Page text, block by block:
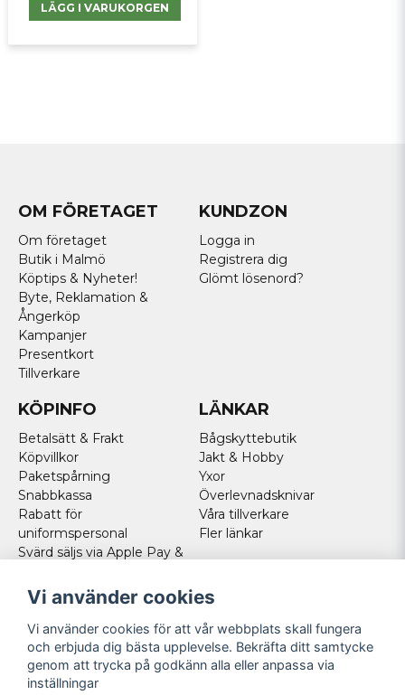
LÄGG I VARUKORGEN
OM FÖRETAGET
Om företaget
Butik i Malmö
Köptips & Nyheter!
Byte, Reklamation &
Ångerköp
Kampanjer
Presentkort
Tillverkare
KUNDZON
Logga in
Registrera dig
Glömt lösenord?
KÖPINFO
Betalsätt & Frakt
Köpvillkor
Paketspårning
Snabbkassa
Rabatt för
uniformspersonal
Svärd säljs via Apple Pay &
Norska kunder
Cookies
LÄNKAR
Bågskyttebutik
Jakt & Hobby
Yxor
Överlevnadsknivar
Våra tillverkare
Fler länkar
FÖLJ OSS
Facebook
Vi använder cookies
Vi använder cookies för att vår webbplats skall fungera
och erbjuda dig bästa upplevelse. Bekräfta ditt samtycke
genom att trycka på godkänn alla eller anpassa via
inställningar